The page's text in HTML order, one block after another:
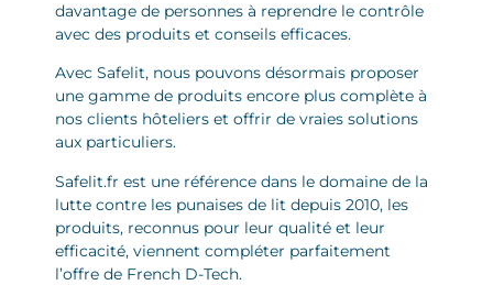
davantage de personnes à reprendre le contrôle
avec des produits et conseils efficaces.
Avec Safelit, nous pouvons désormais proposer
une gamme de produits encore plus complète à
nos clients hôteliers et offrir de vraies solutions
aux particuliers.
Safelit.fr est une référence dans le domaine de la
lutte contre les punaises de lit depuis 2010, les
produits, reconnus pour leur qualité et leur
efficacité, viennent compléter parfaitement
l’offre de French D-Tech.